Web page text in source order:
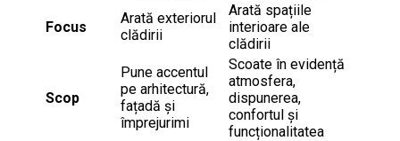
Focus
Arată exteriorul
clădirii
Arată spațiile
interioare ale
clădirii
Scop
Pune accentul
pe arhitectură,
fațadă și
împrejurimi
Scoate în evidență
atmosfera,
dispunerea,
confortul și
funcționalitatea